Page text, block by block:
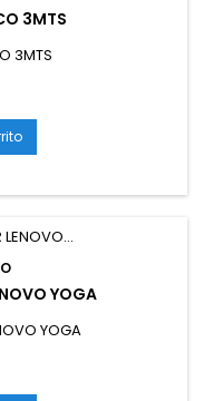
3MTS
3MTS
YOGA
YOGA